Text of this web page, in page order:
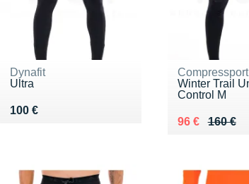
Dynafit
Ultra
100 €
Vendu 100 €
Compressport
Winter Trail
Control M
160 €
Au lieu de 160
96 €
Vendu 96 €